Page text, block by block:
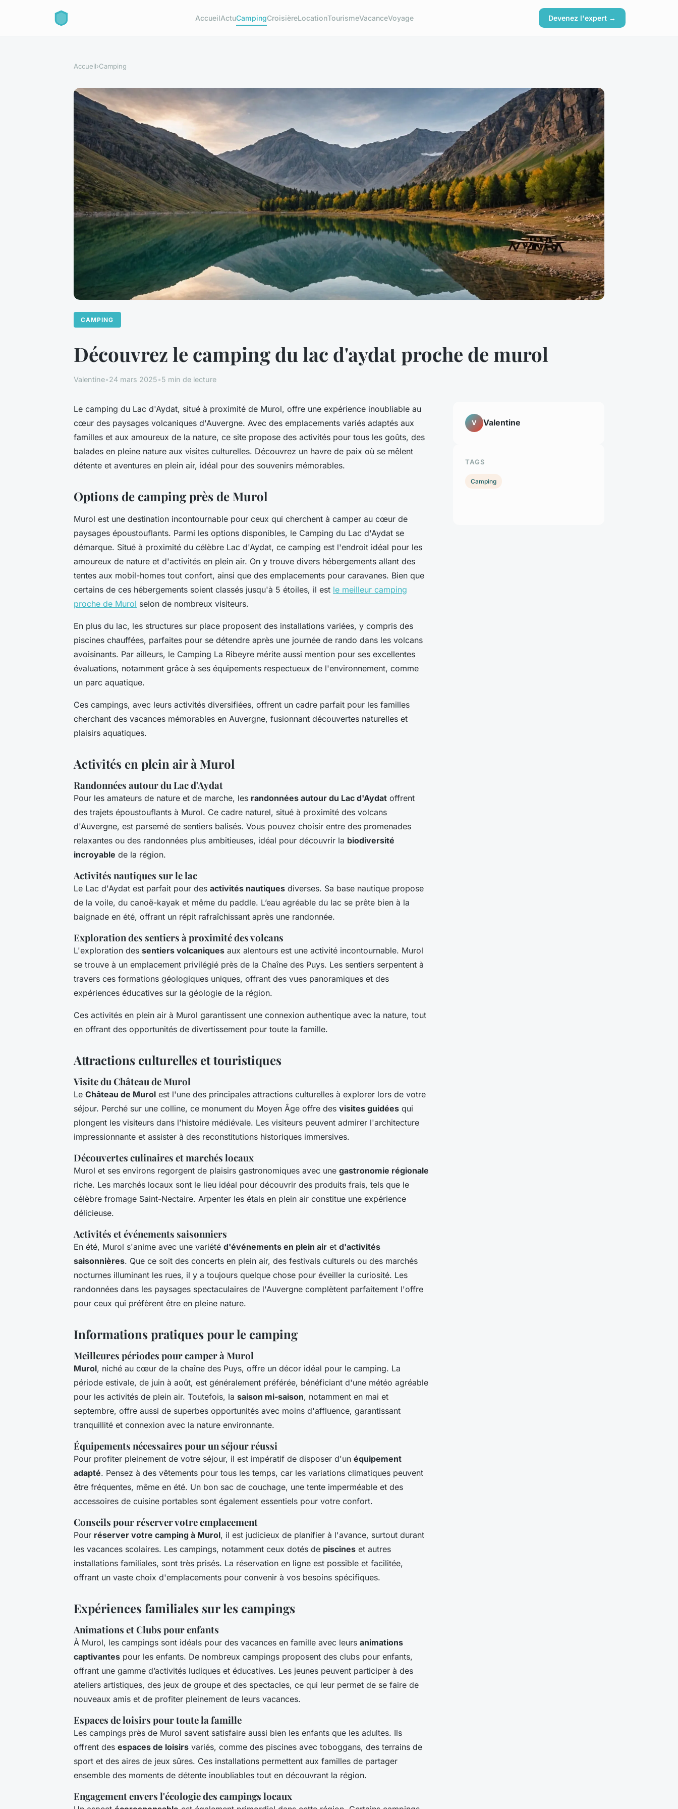
AccueilActuCampingCroisièreLocationTourismeVacanceVoyage Devenez l'expert →
Accueil›Camping
CAMPING
Découvrez le camping du lac d'aydat proche de murol
Valentine•24 mars 2025•5 min de lecture
Le camping du Lac d'Aydat, situé à proximité de Murol, offre une expérience inoubliable au
cœur des paysages volcaniques d'Auvergne. Avec des emplacements variés adaptés aux
familles et aux amoureux de la nature, ce site propose des activités pour tous les goûts, des
balades en pleine nature aux visites culturelles. Découvrez un havre de paix où se mêlent
détente et aventures en plein air, idéal pour des souvenirs mémorables.
Options de camping près de Murol
Murol est une destination incontournable pour ceux qui cherchent à camper au cœur de
paysages époustouflants. Parmi les options disponibles, le Camping du Lac d'Aydat se
démarque. Situé à proximité du célèbre Lac d'Aydat, ce camping est l'endroit idéal pour les
amoureux de nature et d'activités en plein air. On y trouve divers hébergements allant des
tentes aux mobil-homes tout confort, ainsi que des emplacements pour caravanes. Bien que
certains de ces hébergements soient classés jusqu'à 5 étoiles, il est le meilleur camping
proche de Murol selon de nombreux visiteurs.
En plus du lac, les structures sur place proposent des installations variées, y compris des
piscines chauffées, parfaites pour se détendre après une journée de rando dans les volcans
avoisinants. Par ailleurs, le Camping La Ribeyre mérite aussi mention pour ses excellentes
évaluations, notamment grâce à ses équipements respectueux de l'environnement, comme
un parc aquatique.
Ces campings, avec leurs activités diversifiées, offrent un cadre parfait pour les familles
cherchant des vacances mémorables en Auvergne, fusionnant découvertes naturelles et
plaisirs aquatiques.
Activités en plein air à Murol
Randonnées autour du Lac d'Aydat
Pour les amateurs de nature et de marche, les randonnées autour du Lac d'Aydat offrent
des trajets époustouflants à Murol. Ce cadre naturel, situé à proximité des volcans
d'Auvergne, est parsemé de sentiers balisés. Vous pouvez choisir entre des promenades
relaxantes ou des randonnées plus ambitieuses, idéal pour découvrir la biodiversité
incroyable de la région.
Activités nautiques sur le lac
Le Lac d'Aydat est parfait pour des activités nautiques diverses. Sa base nautique propose
de la voile, du canoë-kayak et même du paddle. L’eau agréable du lac se prête bien à la
baignade en été, offrant un répit rafraîchissant après une randonnée.
Exploration des sentiers à proximité des volcans
L'exploration des sentiers volcaniques aux alentours est une activité incontournable. Murol
se trouve à un emplacement privilégié près de la Chaîne des Puys. Les sentiers serpentent à
travers ces formations géologiques uniques, offrant des vues panoramiques et des
expériences éducatives sur la géologie de la région.
Ces activités en plein air à Murol garantissent une connexion authentique avec la nature, tout
en offrant des opportunités de divertissement pour toute la famille.
Attractions culturelles et touristiques
Visite du Château de Murol
Le Château de Murol est l'une des principales attractions culturelles à explorer lors de votre
séjour. Perché sur une colline, ce monument du Moyen Âge offre des visites guidées qui
plongent les visiteurs dans l'histoire médiévale. Les visiteurs peuvent admirer l'architecture
impressionnante et assister à des reconstitutions historiques immersives.
Découvertes culinaires et marchés locaux
Murol et ses environs regorgent de plaisirs gastronomiques avec une gastronomie régionale
riche. Les marchés locaux sont le lieu idéal pour découvrir des produits frais, tels que le
célèbre fromage Saint-Nectaire. Arpenter les étals en plein air constitue une expérience
délicieuse.
Activités et événements saisonniers
En été, Murol s'anime avec une variété d'événements en plein air et d'activités
saisonnières. Que ce soit des concerts en plein air, des festivals culturels ou des marchés
nocturnes illuminant les rues, il y a toujours quelque chose pour éveiller la curiosité. Les
randonnées dans les paysages spectaculaires de l'Auvergne complètent parfaitement l'offre
pour ceux qui préfèrent être en pleine nature.
Informations pratiques pour le camping
Meilleures périodes pour camper à Murol
Murol, niché au cœur de la chaîne des Puys, offre un décor idéal pour le camping. La
période estivale, de juin à août, est généralement préférée, bénéficiant d'une météo agréable
pour les activités de plein air. Toutefois, la saison mi-saison, notamment en mai et
septembre, offre aussi de superbes opportunités avec moins d'affluence, garantissant
tranquillité et connexion avec la nature environnante.
Équipements nécessaires pour un séjour réussi
Pour profiter pleinement de votre séjour, il est impératif de disposer d'un équipement
adapté. Pensez à des vêtements pour tous les temps, car les variations climatiques peuvent
être fréquentes, même en été. Un bon sac de couchage, une tente imperméable et des
accessoires de cuisine portables sont également essentiels pour votre confort.
Conseils pour réserver votre emplacement
Pour réserver votre camping à Murol, il est judicieux de planifier à l'avance, surtout durant
les vacances scolaires. Les campings, notamment ceux dotés de piscines et autres
installations familiales, sont très prisés. La réservation en ligne est possible et facilitée,
offrant un vaste choix d'emplacements pour convenir à vos besoins spécifiques.
Expériences familiales sur les campings
Animations et Clubs pour enfants
À Murol, les campings sont idéals pour des vacances en famille avec leurs animations
captivantes pour les enfants. De nombreux campings proposent des clubs pour enfants,
offrant une gamme d’activités ludiques et éducatives. Les jeunes peuvent participer à des
ateliers artistiques, des jeux de groupe et des spectacles, ce qui leur permet de se faire de
nouveaux amis et de profiter pleinement de leurs vacances.
Espaces de loisirs pour toute la famille
Les campings près de Murol savent satisfaire aussi bien les enfants que les adultes. Ils
offrent des espaces de loisirs variés, comme des piscines avec toboggans, des terrains de
sport et des aires de jeux sûres. Ces installations permettent aux familles de partager
ensemble des moments de détente inoubliables tout en découvrant la région.
Engagement envers l'écologie des campings locaux
V Valentine
TAGS
Camping